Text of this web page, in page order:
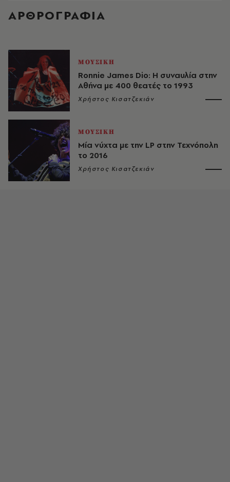
ΑΡΘΡΟΓΡΑΦΙΑ
ΜΟΥΣΙΚΗ
Ronnie James Dio: Η συναυλία στην
Αθήνα με 400 θεατές το 1993
Χρήστος Κισατζεκιάν
ΜΟΥΣΙΚΗ
Μία νύχτα με την LP στην Τεχνόπολη
το 2016
Χρήστος Κισατζεκιάν